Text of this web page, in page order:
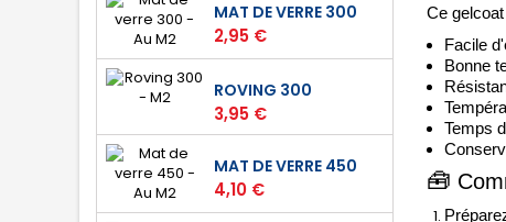
MAT DE VERRE 300
Prix
2,95 €
ROVING 300
Prix
3,95 €
MAT DE VERRE 450
Prix
4,10 €
Ce
Facile
Bonne
Temps
🧰